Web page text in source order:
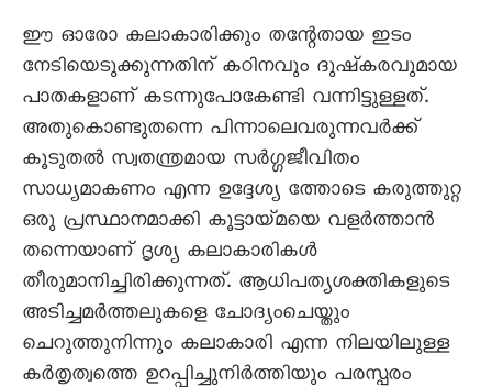
ഈ ഓരോ കലാകാരിക്കും തന്റേതായ ഇടം
നേടിയെടുക്കുന്നതിന് കഠിനവും ദുഷ്കരവുമായ
പാതകളാണ് കടന്നുപോകേണ്ടി വന്നിട്ടുള്ളത്.
അതുകൊണ്ടുതന്നെ പിന്നാലെവരുന്നവർക്ക്
കൂടുതൽ സ്വതന്ത്രമായ സർഗ്ഗജീവിതം
സാധ്യമാകണം എന്ന ഉദ്ദേശ്യ ത്തോടെ കരുത്തുറ്റ
ഒരു പ്രസ്ഥാനമാക്കി കൂട്ടായ്മയെ വളർത്താൻ
തന്നെയാണ് ദൃശ്യ കലാകാരികൾ
തീരുമാനിച്ചിരിക്കുന്നത്. ആധിപത്യശക്തികളുടെ
അടിച്ചമർത്തലുകളെ ചോദ്യംചെയ്തും
ചെറുത്തുനിന്നും കലാകാരി എന്ന നിലയിലുള്ള
കർതൃത്വത്തെ ഉറപ്പിച്ചുനിർത്തിയും പരസ്പരം